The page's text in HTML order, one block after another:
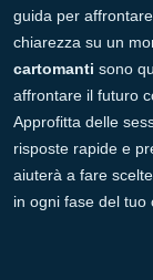
guida per
chiarezza su un
cartomanti sono
affrontare il futuro
Approfitta delle
risposte rapide e
aiuterà a fare
in ogni fase del tuo